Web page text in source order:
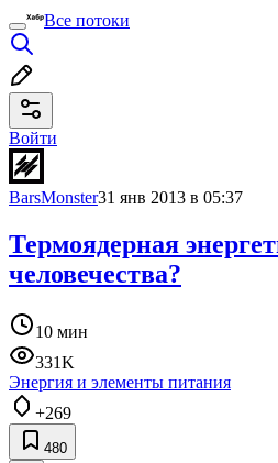
Все потоки
Войти
BarsMonster31 янв 2013 в 05:37
Термоядерная
человечества?
10 мин
331K
Энергия и элементы питания
+269
480